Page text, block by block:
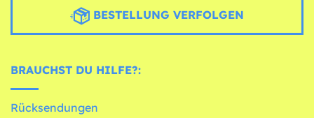
BESTELLUNG VERFOLGEN
BRAUCHST DU HILFE?:
Rücksendungen